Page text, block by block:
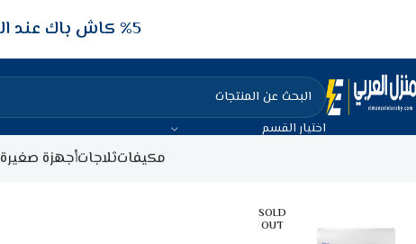
5‎% كاش باك عند الدفع عن طريق الفيزا البنكيه
اختيار القسم
مكيفاتثلاجاتأجهزة صغيرة
SOLD
OUT